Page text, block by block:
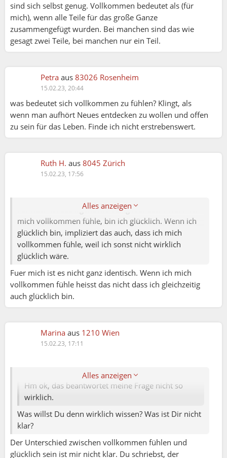
sind sich selbst genug. Vollkommen bedeutet als (für
mich), wenn alle Teile für das große Ganze
zusammengefügt wurden. Bei manchen sind das wie
gesagt zwei Teile, bei manchen nur ein Teil.
Petra aus 83026 Rosenheim
15.02.23, 20:44
was bedeutet sich vollkommen zu fühlen? Klingt, als
wenn man aufhört Neues entdecken zu wollen und offen
zu sein für das Leben. Finde ich nicht erstrebenswert.
Ruth H. aus 8045 Zürich
15.02.23, 17:56
Alles anzeigen
Marina:
Der Unterschied zwischen vollkommen fühlen und
glücklich sein ist mir nicht klar. Du schriebst, der
Für mich ist das irgendwie völlig identisch. Wenn ich
mich vollkommen fühle, bin ich glücklich. Wenn ich
glücklich bin, impliziert das auch, dass ich mich
vollkommen fühle, weil ich sonst nicht wirklich
glücklich wäre.
Fuer mich ist es nicht ganz identisch. Wenn ich mich
vollkommen fühle heisst das nicht dass ich gleichzeitig
auch glücklich bin.
Marina aus 1210 Wien
15.02.23, 17:11
Alles anzeigen
Ruth H.:
Hm ok, das beantwortet meine Frage nicht so
wirklich.
Was willst Du denn wirklich wissen? Was ist Dir nicht
klar?
Der Unterschied zwischen vollkommen fühlen und
glücklich sein ist mir nicht klar. Du schriebst, der